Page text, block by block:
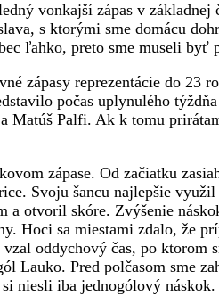
vonkajší zápas v
s ktorými sme domácu
ľahko, preto sme museli byť
zápasy reprezentácie do 23
počas uplynulého
Palfi. Ak k tomu
zápase. Od začiatku
Svoju šancu najlepšie
a otvoril skóre. Zvýšenie
Hoci sa miestami zdalo, že
oddychový čas, po ktorom
Lauko. Pred polčasom sme
niesli iba jednogólový náskok.